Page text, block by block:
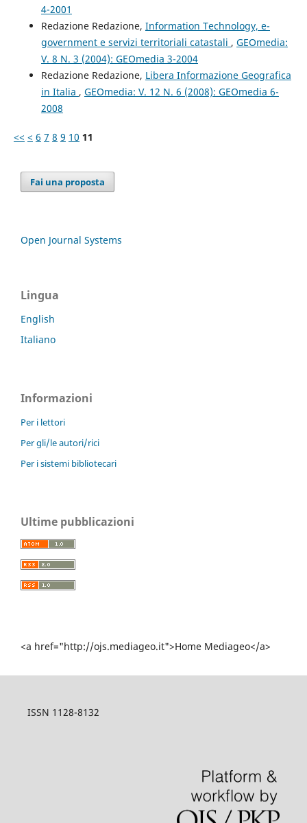
4-2001
Redazione Redazione, Information Technology, e-
government e servizi territoriali catastali , GEOmedia:
V. 8 N. 3 (2004): GEOmedia 3-2004
Redazione Redazione, Libera Informazione Geografica
in Italia , GEOmedia: V. 12 N. 6 (2008): GEOmedia 6-
2008
<< < 6 7 8 9 10 11
Fai una proposta
Open Journal Systems
Lingua
English
Italiano
Informazioni
Per i lettori
Per gli/le autori/rici
Per i sistemi bibliotecari
Ultime pubblicazioni
<a href="http://ojs.mediageo.it">Home Mediageo</a>
ISSN 1128-8132